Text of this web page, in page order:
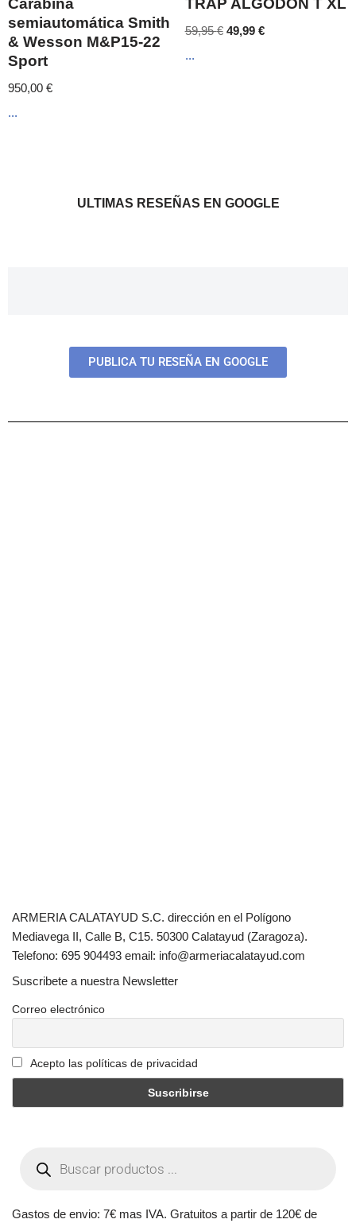
Carabina
semiautomática Smith
& Wesson M&P15-22
Sport
950,00 €
...
TRAP ALGODON T XL
59,95€ 49,99 €
...
ULTIMAS RESEÑAS EN GOOGLE
PUBLICA TU RESEÑA EN GOOGLE
ARMERIA CALATAYUD S.C. dirección en el Polígono
Mediavega II, Calle B, C15. 50300 Calatayud (Zaragoza).
Telefono: 695 904493 email: info@armeriacalatayud.com
Suscribete a nuestra Newsletter
Correo electrónico
Acepto las políticas de privacidad
Gastos de envio: 7€ mas IVA. Gratuitos a partir de 120€ de